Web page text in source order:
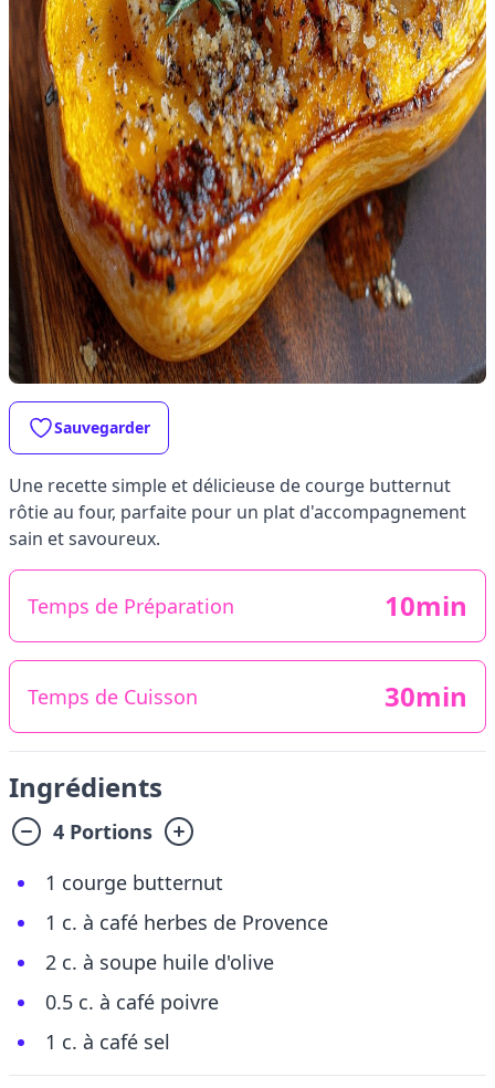
Sauvegarder
Une recette simple et délicieuse de courge butternut
rôtie au four, parfaite pour un plat d'accompagnement
sain et savoureux.
Temps de Préparation 10min
Temps de Cuisson 30min
Ingrédients
4 Portions
1 courge butternut
1 c. à café herbes de Provence
2 c. à soupe huile d'olive
0.5 c. à café poivre
1 c. à café sel